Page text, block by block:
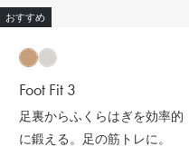
おすすめ
Foot Fit 3
足裏からふくらはぎを効率的
に鍛える。足の筋トレに。